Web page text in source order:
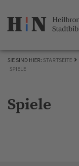
SIE SIND HIER: STARTSEITE
SPIELE
Spiele